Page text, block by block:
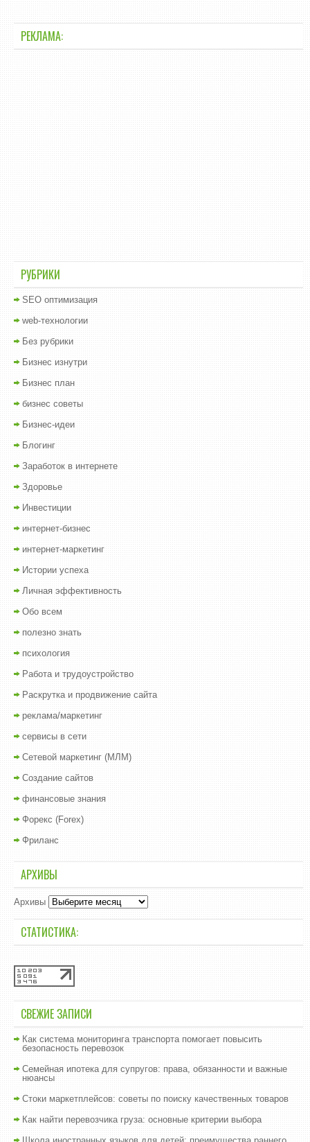
РЕКЛАМА:
РУБРИКИ
SEO оптимизация
web-технологии
Без рубрики
Бизнес изнутри
Бизнес план
бизнес советы
Бизнес-идеи
Блогинг
Заработок в интернете
Здоровье
Инвестиции
интернет-бизнес
интернет-маркетинг
Истории успеха
Личная эффективность
Обо всем
полезно знать
психология
Работа и трудоустройство
Раскрутка и продвижение сайта
реклама/маркетинг
сервисы в сети
Сетевой маркетинг (МЛМ)
Создание сайтов
финансовые знания
Форекс (Forex)
Фриланс
АРХИВЫ
Архивы
СТАТИСТИКА:
СВЕЖИЕ ЗАПИСИ
Как система мониторинга транспорта помогает повысить
безопасность перевозок
Семейная ипотека для супругов: права, обязанности и важные
нюансы
Стоки маркетплейсов: советы по поиску качественных товаров
Как найти перевозчика груза: основные критерии выбора